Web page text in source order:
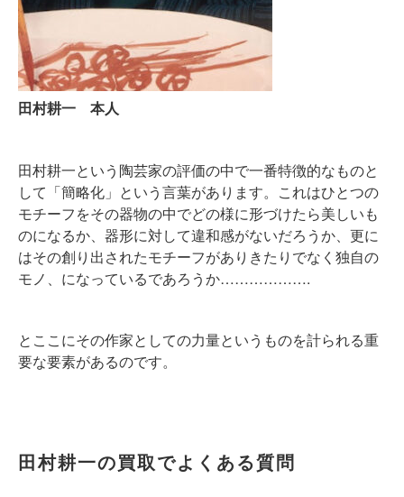
田村耕一 本人
田村耕一という陶芸家の評価の中で一番特徴的なものと
して「簡略化」という言葉があります。これはひとつの
モチーフをその器物の中でどの様に形づけたら美しいも
のになるか、器形に対して違和感がないだろうか、更に
はその創り出されたモチーフがありきたりでなく独自の
モノ、になっているであろうか……………….
とここにその作家としての力量というものを計られる重
要な要素があるのです。
田村耕一の買取でよくある質問